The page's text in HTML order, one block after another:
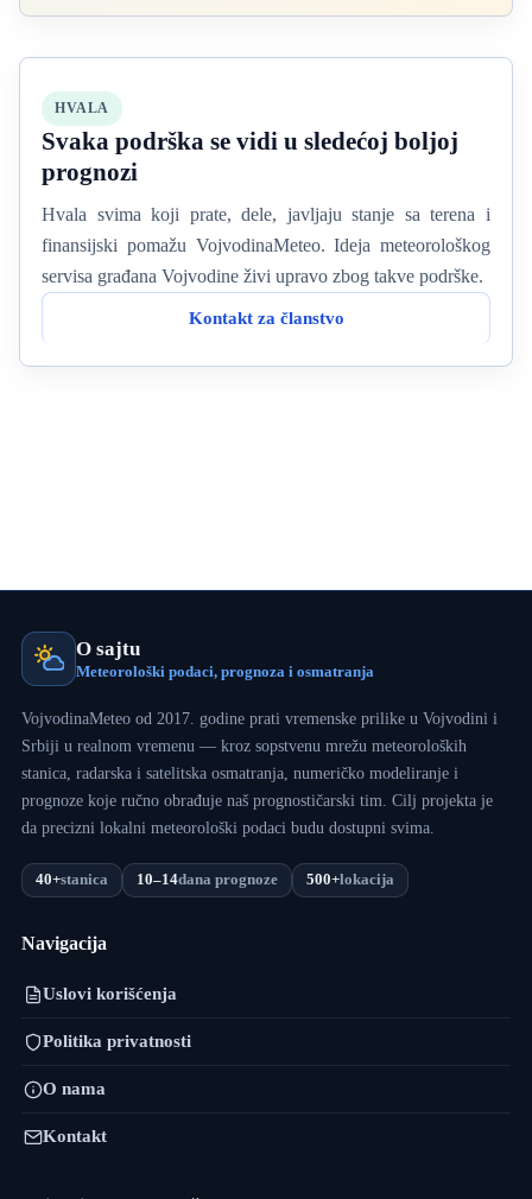
HVALA
Svaka podrška se vidi u sledećoj boljoj
prognozi
Hvala svima koji prate, dele, javljaju stanje sa terena i
finansijski pomažu VojvodinaMeteo. Ideja meteorološkog
servisa građana Vojvodine živi upravo zbog takve podrške.
Kontakt za članstvo
O sajtu
Meteorološki podaci, prognoza i osmatranja
VojvodinaMeteo od 2017. godine prati vremenske prilike u Vojvodini i
Srbiji u realnom vremenu — kroz sopstvenu mrežu meteoroloških
stanica, radarska i satelitska osmatranja, numeričko modeliranje i
prognoze koje ručno obrađuje naš prognostičarski tim. Cilj projekta je
da precizni lokalni meteorološki podaci budu dostupni svima.
40+stanica 10–14dana prognoze 500+lokacija
Navigacija
Uslovi korišćenja
Politika privatnosti
O nama
Kontakt